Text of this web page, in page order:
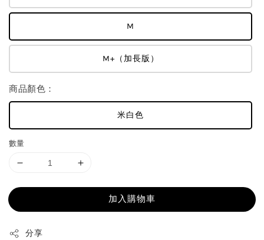
M
M+（加長版）
商品顏色：
米白色
數量
加入購物車
分享